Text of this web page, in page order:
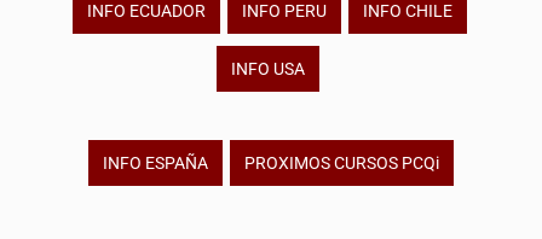
INFO ECUADOR INFO PERU INFO CHILE
INFO USA
INFO ESPAÑA PROXIMOS CURSOS PCQi